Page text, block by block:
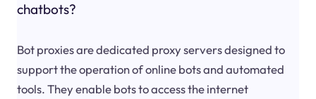
chatbots?
Bot proxies are dedicated proxy servers designed to
support the operation of online bots and automated
tools. They enable bots to access the internet